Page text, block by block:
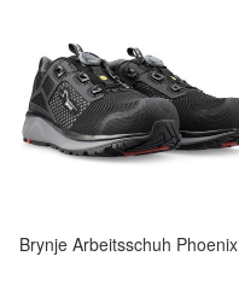
Brynje Arbeitsschuh Phoenix